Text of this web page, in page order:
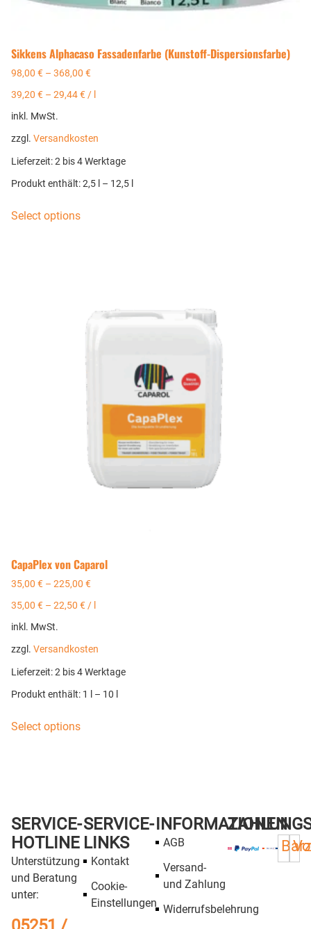
Sikkens Alphacaso Fassadenfarbe (Kunstoff-Dispersionsfarbe)
98,00 € – 368,00 €
39,20 € – 29,44€ /
inkl. MwSt.
zzgl. Versandkosten
Lieferzeit:2 bis 4 Werktage
Produkt enthält: 2,5 – 12,5
Select options
CapaPlex von Caparol
35,00 € – 225,00 €
35,00 € – 22,50 € /
inkl. MwSt.
zzgl. Versandkosten
Lieferzeit:2 bis 4 Werktage
Produkt enthält: 1
– 10
Select options
SERVICE-
HOTLINE
Unterstützung
und Beratung
unter:
SERVICE-
LINKS
Kontakt
Cookie-
Einstellungen
INFORMATIONEN
AGB
Versand-
und Zahlung
Widerrufsbelehrung